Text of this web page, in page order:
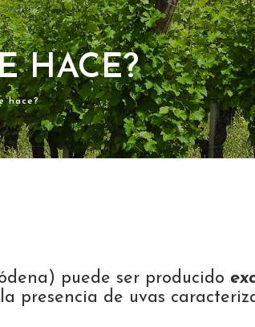
HACE?
hace?
puede ser producido
presencia de uvas